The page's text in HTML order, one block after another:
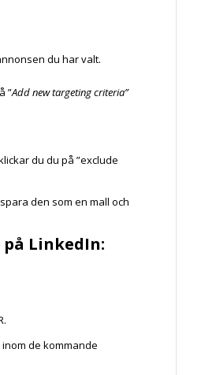
du har valt.
”Add new targeting criteria”
du du på ”exclude
den som en mall och
LinkedIn:
de kommande